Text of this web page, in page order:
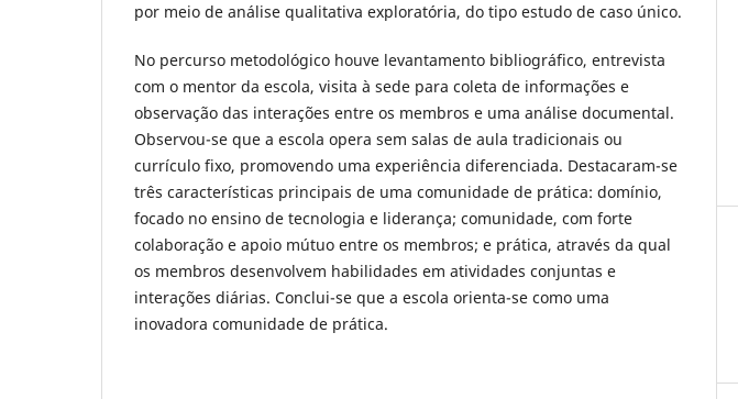
por meio de análise qualitativa exploratória, do tipo estudo de caso único.
No percurso metodológico houve levantamento bibliográfico, entrevista
com o mentor da escola, visita à sede para coleta de informações e
observação das interações entre os membros e uma análise documental.
Observou-se que a escola opera sem salas de aula tradicionais ou
currículo fixo, promovendo uma experiência diferenciada. Destacaram-se
três características principais de uma comunidade de prática: domínio,
focado no ensino de tecnologia e liderança; comunidade, com forte
colaboração e apoio mútuo entre os membros; e prática, através da qual
os membros desenvolvem habilidades em atividades conjuntas e
interações diárias. Conclui-se que a escola orienta-se como uma
inovadora comunidade de prática.